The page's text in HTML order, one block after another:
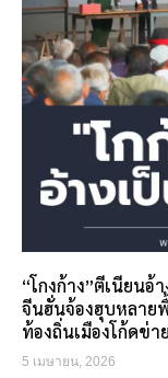
“โกงก้าง”ตีเนียน
จีนฮั่นจ้องฮุบหลาย
ท้องถิ่นเมืองโก้ดข่
5 เมษายน, 2026